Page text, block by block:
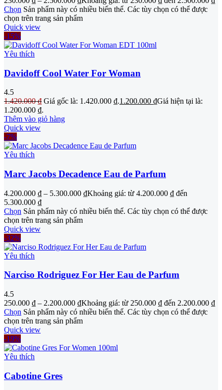
Chọn Sản phẩm này có nhiều biến thể. Các tùy chọn có thể được
chọn trên trang sản phẩm
Quick view
-15%
Yêu thích
Davidoff Cool Water For Woman
4.5
1.420.000₫ Giá gốc là: 1.420.000 ₫.1.200.000 ₫Giá hiện tại là:
1.200.000 ₫.
Thêm vào giỏ hàng
Quick view
-7%
Yêu thích
Marc Jacobs Decadence Eau de Parfum
4.200.000 ₫ – 5.300.000 ₫Khoảng giá: từ 4.200.000 ₫ đến
5.300.000 ₫
Chọn Sản phẩm này có nhiều biến thể. Các tùy chọn có thể được
chọn trên trang sản phẩm
Quick view
-32%
Yêu thích
Narciso Rodriguez For Her Eau de Parfum
4.5
250.000 ₫ – 2.200.000 ₫Khoảng giá: từ 250.000 ₫ đến 2.200.000 ₫
Chọn Sản phẩm này có nhiều biến thể. Các tùy chọn có thể được
chọn trên trang sản phẩm
Quick view
-19%
Yêu thích
Cabotine Gres